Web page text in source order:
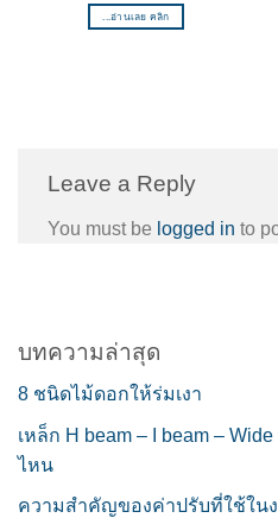
...อ่านเลย คลิก
Leave a Reply
You must be logged in to
บทความล่าสุด
8 ชนิดไม้ดอกให้ร่มเงา
เหล็ก H beam – I beam –
ไหน
ความสำคัญของค่าปรับที่ใช้ใน